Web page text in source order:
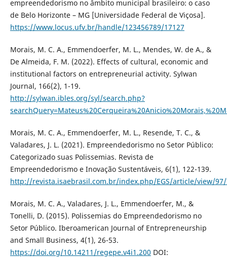
empreendedorismo no âmbito municipal brasileiro: o caso
de Belo Horizonte – MG [Universidade Federal de Viçosa].
https://www.locus.ufv.br/handle/123456789/17127
Morais, M. C. A., Emmendoerfer, M. L., Mendes, W. de A., &
De Almeida, F. M. (2022). Effects of cultural, economic and
institutional factors on entrepreneurial activity. Sylwan
Journal, 166(2), 1-19.
http://sylwan.ibles.org/syl/search.php?
Morais, M. C. A., Emmendoerfer, M. L., Resende, T. C., &
Valadares, J. L. (2021). Empreendedorismo no Setor Público:
Categorizado suas Polissemias. Revista de
Empreendedorismo e Inovação Sustentáveis, 6(1), 122-139.
http://revista.isaebrasil.com.br/index.php/EGS/article/view/
Morais, M. C. A., Valadares, J. L., Emmendoerfer, M., &
Tonelli, D. (2015). Polissemias do Empreendedorismo no
Setor Público. Iberoamerican Journal of Entrepreneurship
and Small Business, 4(1), 26-53.
https://doi.org/10.14211/regepe.v4i1.200 DOI: